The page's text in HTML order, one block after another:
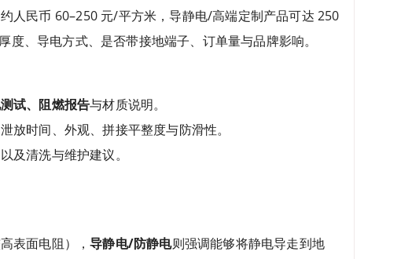
人民币 60–250 元/平方米，导静电/高端定制产品可达 250
、导电方式、是否带接地端子、订单量与品牌影响。
试、阻燃报告与材质说明。
放时间、外观、拼接平整度与防滑性。
及清洗与维护建议。
表面电阻），导静电/防静电则强调能够将静电导走到地